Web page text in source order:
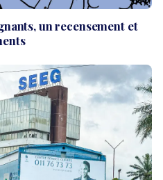
un recensement et